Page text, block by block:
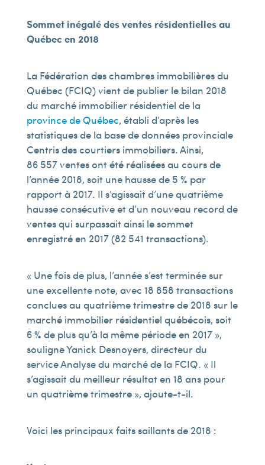
Sommet inégalé des ventes résidentielles au
Québec en 2018
La Fédération des chambres immobilières du
Québec (FCIQ) vient de publier le bilan 2018
du marché immobilier résidentiel de la
province de Québec, établi d’après les
statistiques de la base de données provinciale
Centris des courtiers immobiliers. Ainsi,
86 557 ventes ont été réalisées au cours de
l’année 2018, soit une hausse de 5 % par
rapport à 2017. Il s’agissait d’une quatrième
hausse consécutive et d’un nouveau record de
ventes qui surpassait ainsi le sommet
enregistré en 2017 (82 541 transactions).
« Une fois de plus, l’année s’est terminée sur
une excellente note, avec 18 858 transactions
conclues au quatrième trimestre de 2018 sur le
marché immobilier résidentiel québécois, soit
6 % de plus qu’à la même période en 2017 »,
souligne Yanick Desnoyers, directeur du
service Analyse du marché de la FCIQ. « Il
s’agissait du meilleur résultat en 18 ans pour
un quatrième trimestre », ajoute-t-il.
Voici les principaux faits saillants de 2018 :